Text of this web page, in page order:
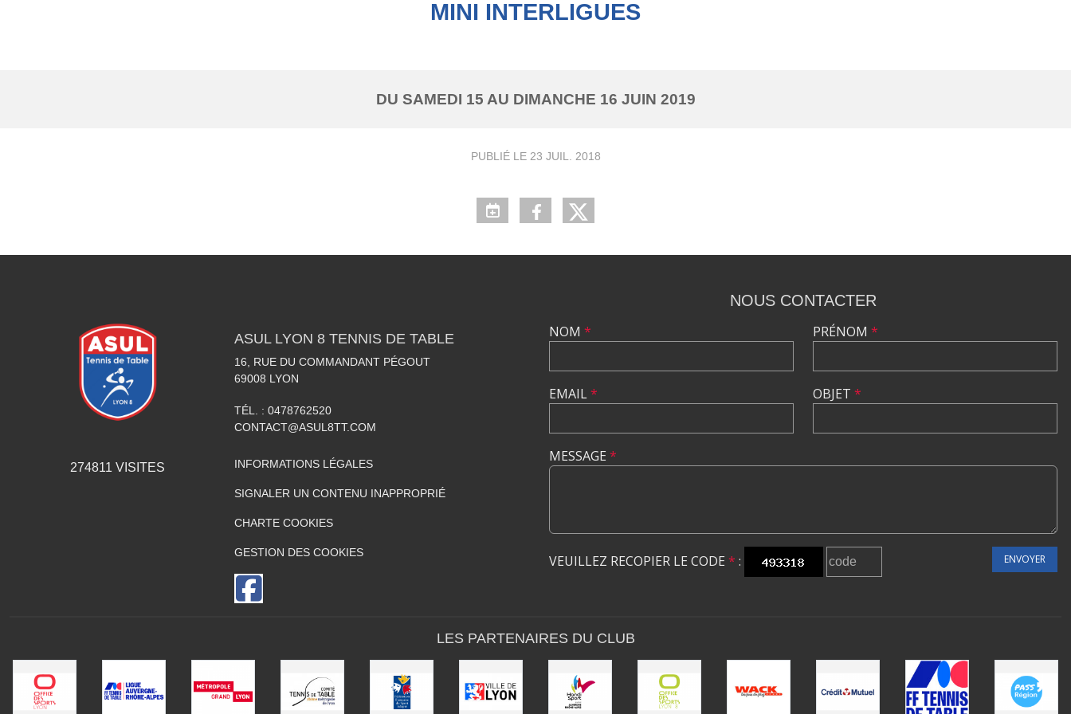
MINI INTERLIGUES
DU SAMEDI 15 AU DIMANCHE 16 JUIN 2019
PUBLIÉ LE 23 JUIL. 2018
274811 VISITES
ASUL LYON 8 TENNIS DE TABLE
16, RUE DU COMMANDANT PÉGOUT
69008 LYON
TÉL. : 0478762520
CONTACT@ASUL8TT.COM
INFORMATIONS LÉGALES
SIGNALER UN CONTENU INAPPROPRIÉ
CHARTE COOKIES
GESTION DES COOKIES
NOUS CONTACTER
NOM *
EMAIL*
PRÉNOM *
OBJET *
MESSAGE *
VEUILLEZ RECOPIER LE CODE * : ENVOYER
LES PARTENAIRES DU CLUB